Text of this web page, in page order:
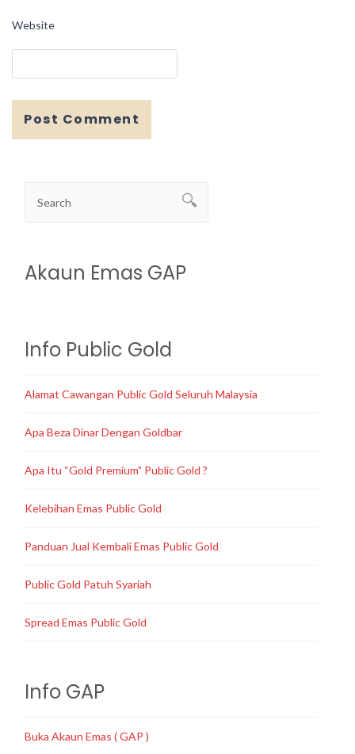
Website
Akaun Emas GAP
Info Public Gold
Alamat Cawangan Public Gold Seluruh Malaysia
Apa Beza Dinar Dengan Goldbar
Apa Itu “Gold Premium” Public Gold ?
Kelebihan Emas Public Gold
Panduan Jual Kembali Emas Public Gold
Public Gold Patuh Syariah
Spread Emas Public Gold
Info GAP
Buka Akaun Emas ( GAP )